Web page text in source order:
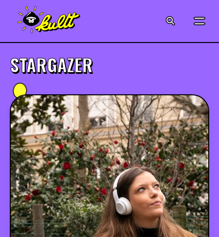
MUSIQUE
CRÉATION
ART
JEUX-VIDÉO
VINTAGE
STARGAZER